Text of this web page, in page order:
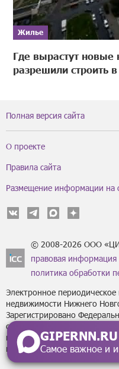
Жилье
Где вырастут
разрешили строить
GIPERNN.RU
Самое важное и
Полная версия сайта
О проекте
Правила сайта
Размещение информации на
© 2008-2026 ООО
правовая информация
политика обработки
Электронное
недвижимости Нижнего
Зарегистрировано
связи, информационных
и массовых коммуникаций
номером Эл № ФС77-43795